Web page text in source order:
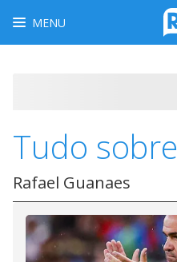
MENU
Tudo sobre
Rafael Guanaes